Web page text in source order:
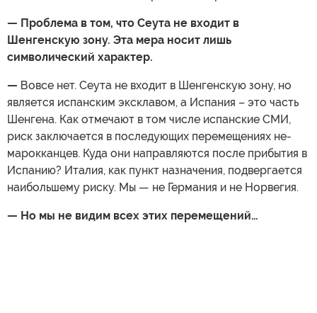
— Проблема в том, что Сеута не входит в
Шенгенскую зону. Эта мера носит лишь
символический характер.
— Вовсе нет. Сеута не входит в Шенгенскую зону, но
является испанским эксклавом, а Испания – это часть
Шенгена. Как отмечают в том числе испанские СМИ,
риск заключается в последующих перемещениях не-
марокканцев. Куда они направляются после прибытия в
Испанию? Италия, как пункт назначения, подвергается
наибольшему риску. Мы — не Германия и не Норвегия.
— Но мы не видим всех этих перемещений…